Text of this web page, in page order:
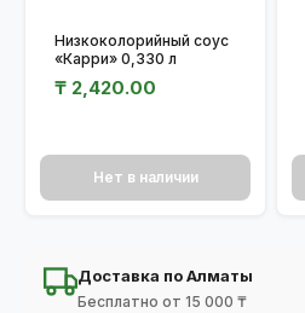
Низкоколорийный соус
«Карри» 0,330 л
₸ 2,420.00
Нет в наличии
Доставка по Алматы
Бесплатно от 15 000 ₸